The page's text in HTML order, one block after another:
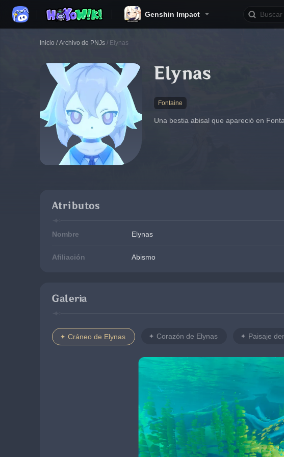
Genshin Impact
Inicio / Archivo de PNJs / Elynas
Elynas
Fontaine
Una bestia abisal que apareció en
Atributos
Nombre Elynas
Afiliación Abismo
Galería
Cráneo de Elynas Corazón de Elynas